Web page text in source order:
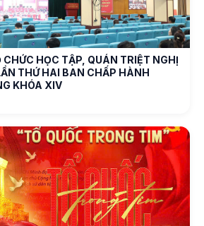
CHỨC HỌC TẬP, QUÁN TRIỆT NGHỊ
THỨ HAI BAN CHẤP HÀNH
KHÓA XIV